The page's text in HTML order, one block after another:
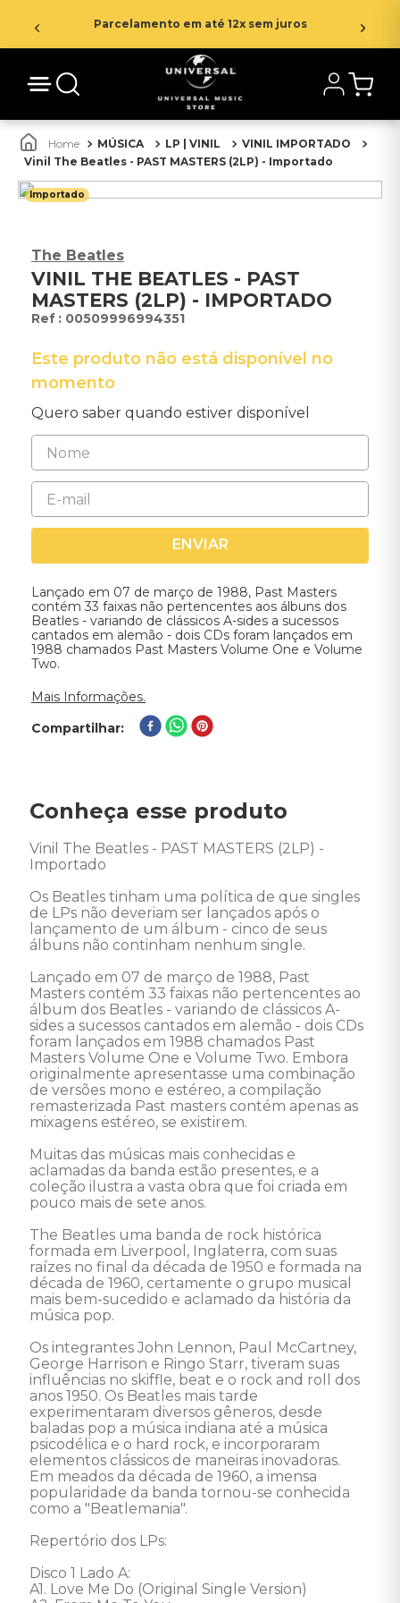
Parcelamento em até 12x sem juros
MÚSICA LP | VINIL
VINIL IMPORTADO
Vinil The Beatles - PAST MASTERS (2LP) - Importado
Importado
The Beatles
VINIL THE BEATLES - PAST
MASTERS (2LP) - IMPORTADO
: 00509996994351
Este produto não está disponível no
momento
Quero saber quando estiver disponível
ENVIAR
Lançado em 07 de março de 1988, Past Masters
contém 33 faixas não pertencentes aos álbuns dos
Beatles - variando de clássicos A-sides a sucessos
cantados em alemão - dois CDs foram lançados em
1988 chamados Past Masters Volume One e Volume
Two.
Mais Informações.
Compartilhar
Conheça esse produto
Vinil The Beatles - PAST MASTERS (2LP) -
Importado
Os Beatles tinham uma política de que singles
de LPs não deveriam ser lançados após o
lançamento de um álbum - cinco de seus
álbuns não continham nenhum single.
Lançado em 07 de março de 1988, Past
Masters contém 33 faixas não pertencentes ao
álbum dos Beatles - variando de clássicos A-
sides a sucessos cantados em alemão - dois CDs
foram lançados em 1988 chamados Past
Masters Volume One e Volume Two. Embora
originalmente apresentasse uma combinação
de versões mono e estéreo, a compilação
remasterizada Past masters contém apenas as
mixagens estéreo, se existirem.
Muitas das músicas mais conhecidas e
aclamadas da banda estão presentes, e a
coleção ilustra a vasta obra que foi criada em
pouco mais de sete anos.
The Beatles uma banda de rock histórica
formada em Liverpool, Inglaterra, com suas
raízes no final da década de 1950 e formada na
década de 1960, certamente o grupo musical
mais bem-sucedido e aclamado da história da
música pop.
Os integrantes John Lennon, Paul McCartney,
George Harrison e Ringo Starr, tiveram suas
influências no skiffle, beat e o rock and roll dos
anos 1950. Os Beatles mais tarde
experimentaram diversos gêneros, desde
baladas pop a música indiana até a música
psicodélica e o hard rock, e incorporaram
elementos clássicos de maneiras inovadoras.
Em meados da década de 1960, a imensa
popularidade da banda tornou-se conhecida
como a "Beatlemania".
Repertório dos LPs:
Disco 1 Lado A:
A1. Love Me Do (Original Single Version)